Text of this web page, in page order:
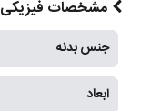
مشخصات فیزیکی
جنس بدنه
ابعاد